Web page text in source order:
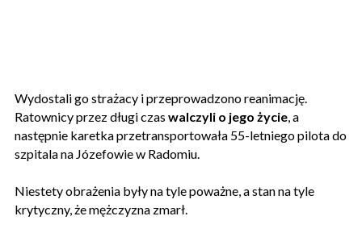
Wydostali go strażacy i przeprowadzono reanimację.
Ratownicy przez długi czas walczyli o jego życie , a
następnie karetka przetransportowała 55-letniego pilota do
szpitala na Józefowie w Radomiu.
Niestety obrażenia były na tyle poważne, a stan na tyle
krytyczny, że mężczyzna zmarł.